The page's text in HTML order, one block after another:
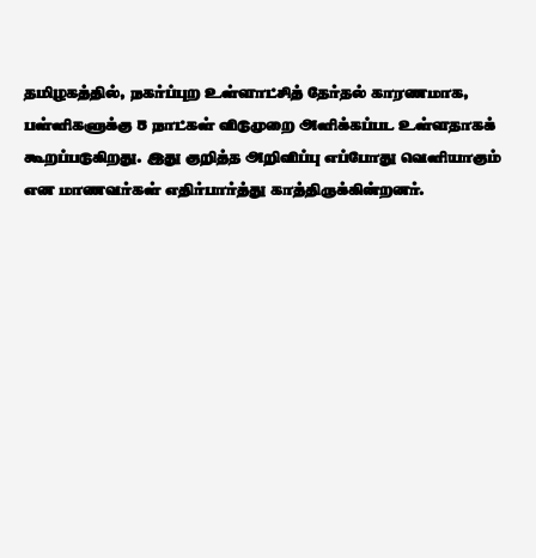
தமிழகத்தில், நகர்ப்புற உள்ளாட்சித் தேர்தல் காரணமாக,
பள்ளிகளுக்கு 5 நாட்கள் விடுமுறை அளிக்கப்பட உள்ளதாகக்
கூறப்படுகிறது. இது குறித்த அறிவிப்பு எப்போது வெளியாகும்
என மாணவர்கள் எதிர்பார்த்து காத்திருக்கின்றனர்.